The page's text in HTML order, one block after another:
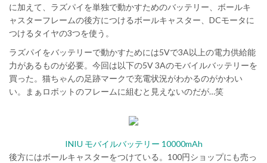
に加えて、ラズパイを単独で動かすためのバッテリー、ボールキ
ャスターフレームの後方につけるボールキャスター、DCモータに
つけるタイヤの3つを使う。
ラズパイをバッテリーで動かすためには5Vで3A以上の電力供給能
力があるものが必要。今回は以下の5V 3Aのモバイルバッテリーを
買った。猫ちゃんの足跡マークで充電状況がわかるのがかわい
い。まぁロボットのフレームに組むと見えないのだが…笑
INIU モバイルバッテリー 10000mAh
後方にはボールキャスターをつけている。100円ショップにも売っ